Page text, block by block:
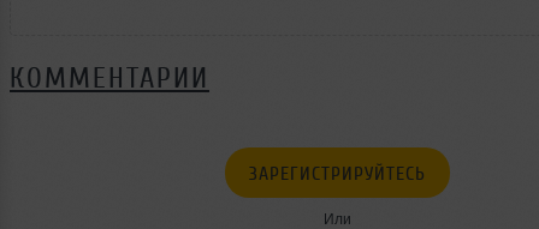
КОММЕНТАРИИ
ЗАРЕГИСТРИРУЙТЕСЬ
Или